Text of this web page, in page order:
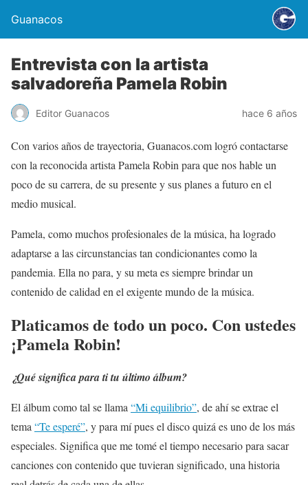
Guanacos
Entrevista con la artista
salvadoreña Pamela Robin
Editor Guanacos hace 6 años
Con varios años de trayectoria, Guanacos.com logró contactarse
con la reconocida artista Pamela Robin para que nos hable un
poco de su carrera, de su presente y sus planes a futuro en el
medio musical.
Pamela, como muchos profesionales de la música, ha logrado
adaptarse a las circunstancias tan condicionantes como la
pandemia. Ella no para, y su meta es siempre brindar un
contenido de calidad en el exigente mundo de la música.
Platicamos de todo un poco. Con ustedes
¡Pamela Robin!
¿Qué significa para ti tu último álbum?
El álbum como tal se llama “Mi equilibrio”, de ahí se extrae el
tema “Te esperé”, y para mí pues el disco quizá es uno de los más
especiales. Significa que me tomé el tiempo necesario para sacar
canciones con contenido que tuvieran significado, una historia